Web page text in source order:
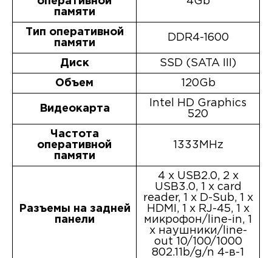
памяти
Тип оперативной
памяти
DDR4-1600
Диск SSD (SATA III)
Объем 120Gb
Видеокарта
Intel HD Graphics
520
Частота
оперативной
памяти
1333MHz
Разъемы на задней
панели
4 x USB2.0, 2 x
USB3.0, 1 x card
reader, 1 x D-Sub, 1 x
HDMI, 1 x RJ-45, 1 x
микрофон/line-in, 1
x наушники/line-
out 10/100/1000
802.11b/g/n 4-в-1